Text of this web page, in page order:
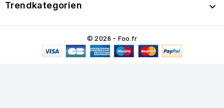
Trendkategorien 
© 2026 - Foo.fr